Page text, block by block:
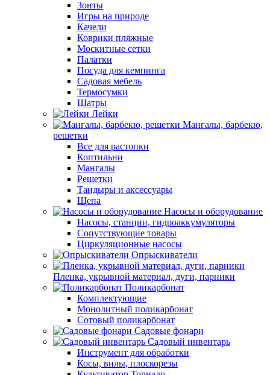
Зонты
Игры на природе
Качели
Коврики пляжные
Москитные сетки
Палатки
Посуда для кемпинга
Садовая мебель
Термосумки
Шатры
Лейки
Мангалы, барбекю,
решетки
Все для растопки
Коптильни
Мангалы
Решетки
Тандыры и аксессуары
Щепа
Насосы и оборудование
Насосы, станции, гидроаккумуляторы
Сопутствующие товары
Циркуляционные насосы
Опрыскиватели
Пленка, укрывной материал, дуги, парники
Поликарбонат
Комплектующие
Монолитный поликарбонат
Сотовый поликарбонат
Садовые фонари
Садовый инвентарь
Инструмент для обработки
Косы, вилы, плоскорезы